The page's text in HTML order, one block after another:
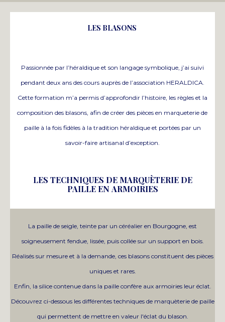
LES BLASONS
Passionnée par l’héraldique et son langage symbolique, j’ai suivi
pendant deux ans des cours auprès de l’association HERALDICA.
Cette formation m’a permis d’approfondir l’histoire, les règles et la
composition des blasons, afin de créer des pièces en marqueterie de
paille à la fois fidèles à la tradition héraldique et portées par un
savoir-faire artisanal d’exception.
LES TECHNIQUES DE MARQUÈTERIE DE
PAILLE EN ARMOIRIES
La paille de seigle, teinte par un céréalier en Bourgogne, est
soigneusement fendue, lissée, puis collée sur un support en bois.
Réalisés sur mesure et à la demande, ces blasons constituent des pièces
uniques et rares.
Enfin, la silice contenue dans la paille confère aux armoiries leur éclat.
Découvrez ci-dessous les différentes techniques de marquèterie de paille
qui permettent de mettre en valeur l'éclat du blason.